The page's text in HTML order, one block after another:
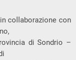
collaborazione con
di Sondrio –